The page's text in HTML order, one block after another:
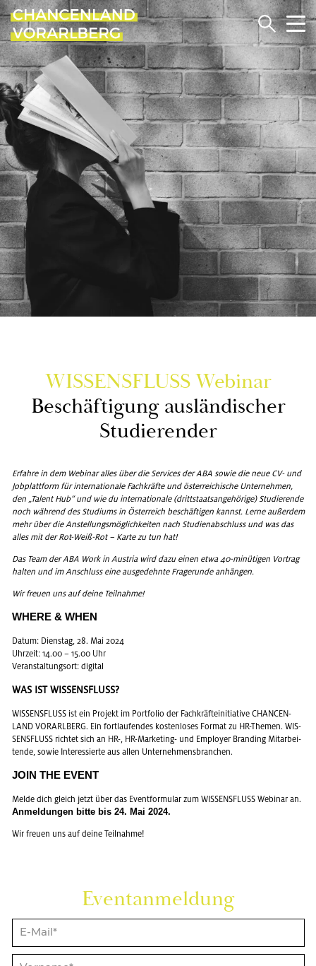
WIS­SENS­FLUSS We­bi­nar
Be­schäf­ti­gung aus­län­di­scher
Stu­die­ren­der
Er­fah­re in dem We­bi­nar alles über die Ser­vices der ABA sowie die neue CV- und
Job­platt­form für in­ter­na­tio­na­le Fach­kräf­te und ös­ter­rei­chi­sche Un­ter­neh­men,
den „Ta­lent Hub“ und wie du in­ter­na­tio­na­le (dritt­staats­an­ge­hö­ri­ge) Stu­die­ren­de
noch wäh­rend des Stu­di­ums in Ös­ter­reich be­schäf­ti­gen kannst. Lerne au­ßer­dem
mehr über die An­stel­lungs­mög­lich­kei­ten nach Stu­di­en­ab­schluss und was das
alles mit der Rot-Weiß-Rot – Karte zu tun hat!
Das Team der ABA Work in Aus­tria wird dazu einen etwa 40-mi­nü­ti­gen Vor­trag
hal­ten und im An­schluss eine aus­ge­dehn­te Fra­ge­run­de an­hän­gen.
Wir freu­en uns auf deine Teil­nah­me!
WHERE & WHEN
Datum: Diens­tag, 28. Mai 2024
Uhr­zeit: 14.00 – 15.00 Uhr
Ver­an­stal­tungs­ort: di­gi­tal
WAS IST WIS­SENS­FLUSS?
WIS­SENS­FLUSS ist ein Pro­jekt im Port­fo­lio der Fach­kräf­te­initia­ti­ve CHAN­CEN­
LAND VOR­ARL­BERG. Ein fort­lau­fen­des kos­ten­lo­ses For­mat zu HR-The­men. WIS­
SENS­FLUSS rich­tet sich an HR-, HR-Mar­ke­ting- und Em­ploy­er Bran­ding Mit­ar­bei­
ten­de, sowie In­ter­es­sier­te aus allen Un­ter­neh­mens­bran­chen.
JOIN THE EVENT
Melde dich gleich jetzt über das Event­for­mu­lar zum WIS­SENS­FLUSS We­bi­nar an.
An­mel­dun­gen bitte bis 24. Mai 2024.
Wir freu­en uns auf deine Teil­nah­me!
Event­an­mel­dung